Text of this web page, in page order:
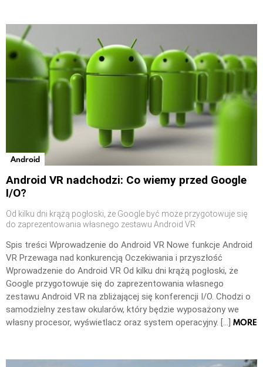
Android
Android VR nadchodzi: Co wiemy przed Google
I/O?
Od kilku dni krążą pogłoski, że Google być może przygotowuje się
do zaprezentowania własnego zestawu Android VR
Spis treści Wprowadzenie do Android VR Nowe funkcje Android
VR Przewaga nad konkurencją Oczekiwania i przyszłość
Wprowadzenie do Android VR Od kilku dni krążą pogłoski, że
Google przygotowuje się do zaprezentowania własnego
zestawu Android VR na zbliżającej się konferencji I/O. Chodzi o
samodzielny zestaw okularów, który będzie wyposażony we
własny procesor, wyświetlacz oraz system operacyjny. […] MORE